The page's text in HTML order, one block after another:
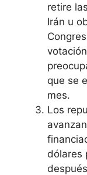
retire
Irán u
que se
mes.
Los
dólares